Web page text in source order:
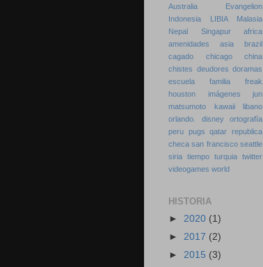
Australia
Evangelion
Indonesia
LIBIA
Malasia
Nepal
Singapur
africa
amenidades
asia
brazil
cagado
chicago
china
chistes deudores doramas
escuela
familia
freak
houston
imágenes
jun
matsumoto
kawaii
libano
orlando. disney
ortografía
peru pugs qatar republica
checa san francisco seattle
siria tiempo turquia twitter
videogames world
HISTORIA
► 2020 (1)
► 2017 (2)
► 2015 (3)